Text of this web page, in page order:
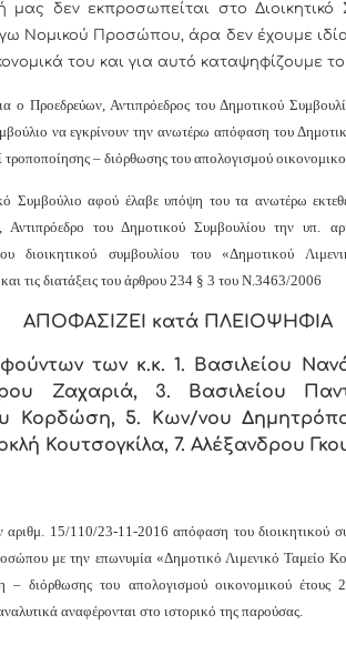
μας δεν εκπροσωπείται στο Διοικητικό
Νομικού Προσώπου, άρα δεν έχουμε
του και για αυτό καταψηφίζουμε
ο Προεδρεύων, Αντιπρόεδρος του Δημοτικού
να εγκρίνουν την ανωτέρω απόφαση του
τροποποίησης – διόρθωσης του απολογισμού
Συμβούλιο αφού έλαβε υπόψη του τα ανωτέρω
Αντιπρόεδρο του Δημοτικού Συμβουλίου την υπ.
διοικητικού συμβουλίου του «Δημοτικού
τις διατάξεις του άρθρου 234 § 3 του Ν.3463/2006
ΑΠΟΦΑΣΙΖΕΙ κατά ΠΛΕΙΟΨΗΦΙΑ
των κ.κ. 1. Βασιλείου
Ζαχαριά, 3. Βασιλείου
Κορδώση, 5. Κων/νου
Κουτσογκίλα, 7. Αλέξανδρου
αριθμ. 15/110/23-11-2016 απόφαση του διοικητικού
με την επωνυμία «Δημοτικό Λιμενικό Ταμείο
– διόρθωσης του απολογισμού οικονομικού έτους
αναφέρονται στο ιστορικό της παρούσας.